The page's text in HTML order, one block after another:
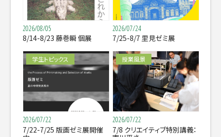
2026/08/05
8/14-8/23 藤巻瞬 個展
2026/07/24
7/25-8/7 里見ゼミ展
学生トピックス
2026/07/22
7/22-7/25 版画ゼミ展開催
授業風景
2026/07/22
7/8 クリエイティブ特別講義：